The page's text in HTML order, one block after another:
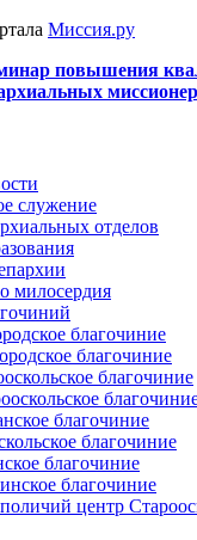
Миссия.ру
повышения
служение
отделов
милосердия
благочиние
благочиние
благочиние
благочиние
благочиние
благочиние
благочиние
центр